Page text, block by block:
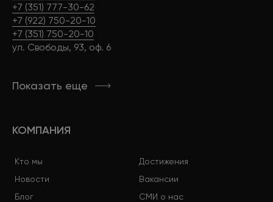
+7 (351) 777-30-62
+7 (922) 750-20-10
+7 (351) 750-20-10
ул. Свободы, 93, оф. 6
Показать еще
КОМПАНИЯ
Кто мы
Достижения
Новости
Вакансии
Блог
СМИ о нас